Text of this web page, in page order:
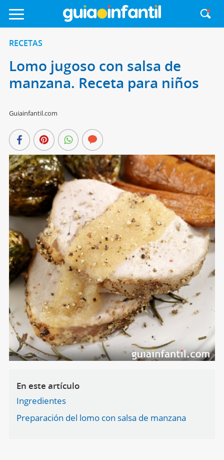
RECETAS
Lomo jugoso con salsa de
manzana. Receta para niños
Guiainfantil.com
En este artículo
Ingredientes
Preparación del lomo con salsa de manzana